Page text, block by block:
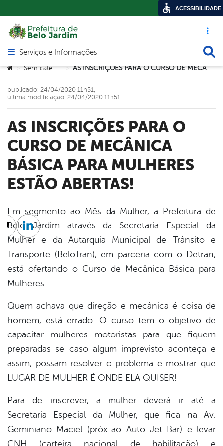
Acesso
Abrir menu principal de navegação
Serviços e Informações
Você está aqui:
> Sem categoria > AS INSCRIÇÕES PARA O CURSO DE MECÂNICA BÁSICA PARA MULHERES ESTÃO ABERTAS!
AS INSCRIÇÕES PARA O
CURSO DE MECÂNICA
BÁSICA PARA MULHERES
ESTÃO ABERTAS!
publicado: 24/04/2020 11h51,
última modificação: 24/04/2020 11h51
Em segmento ao Mês da Mulher, a Prefeitura de
Belo Jardim através da Secretaria Especial da
Mulher e da Autarquia Municipal de Trânsito e
Transporte (BeloTran), em parceria com o Detran,
está ofertando o Curso de Mecânica Básica para
Mulheres.
Quem achava que direção e mecânica é coisa de
homem, está errado. O curso tem o objetivo de
capacitar mulheres motoristas para que fiquem
preparadas se caso algum imprevisto aconteça e
assim, possam resolver o problema e mostrar que
LUGAR DE MULHER É ONDE ELA QUISER!
Para de inscrever, a mulher deverá ir até a
Secretaria Especial da Mulher, que fica na Av.
Geminiano Maciel (próx ao Auto Jet Bar) e levar
CNH (carteira nacional de habilitação) e
TwitterLinkedin
ACESSIBILIDADE